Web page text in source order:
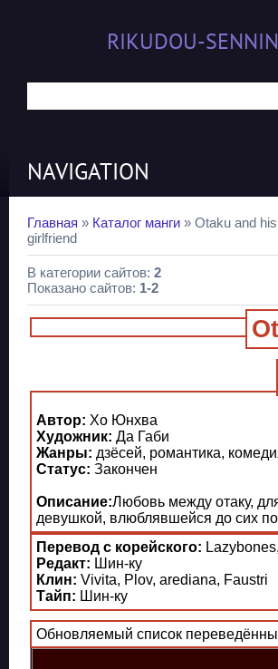
RIKUDOU-
NAVIGATION
Главная » Каталог манги » Otaku and his
girlfriend
В категории сайтов: 2
Показано сайтов: 1-2
Автор: Хо Юнхва
Художник: Да Габи
Жанры: дзёсей, романтика,
Статус: Закончен
Описание:Любовь между отаку,
девушкой, влюблявшейся до сих
Перевод с корейского:
Редакт: Шин-ку
Клин: Vivita, Plov, arediana, Faustri
Тайп: Шин-ку
Обновляемый список